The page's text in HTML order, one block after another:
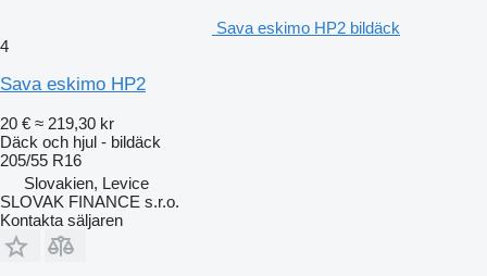
Sava eskimo HP2 bildäck
4
Sava eskimo HP2
20 € ≈ 219,30 kr
Däck och hjul - bildäck
205/55 R16
Slovakien, Levice
SLOVAK FINANCE s.r.o.
Kontakta säljaren